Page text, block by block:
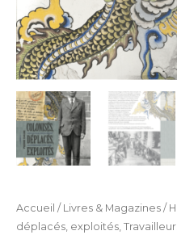
Accueil / Livres & Magazines /
déplacés, exploités,